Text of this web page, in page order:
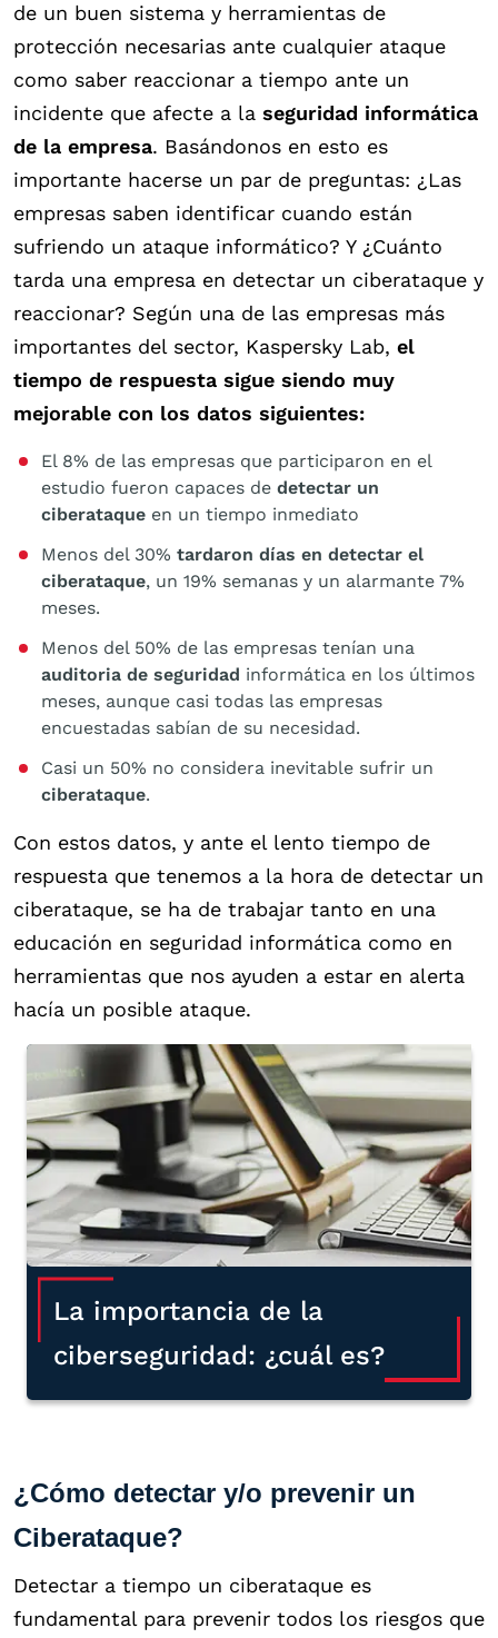
de un buen sistema y herramientas de
protección necesarias ante cualquier ataque
como saber reaccionar a tiempo ante un
incidente que afecte a la seguridad informática
de la empresa. Basándonos en esto es
importante hacerse un par de preguntas: ¿Las
empresas saben identificar cuando están
sufriendo un ataque informático? Y ¿Cuánto
tarda una empresa en detectar un ciberataque y
reaccionar? Según una de las empresas más
importantes del sector, Kaspersky Lab, el
tiempo de respuesta sigue siendo muy
mejorable con los datos siguientes:
El 8% de las empresas que participaron en el
estudio fueron capaces de detectar un
ciberataque en un tiempo inmediato
Menos del 30% tardaron días en detectar el
ciberataque, un 19% semanas y un alarmante 7%
meses.
Menos del 50% de las empresas tenían una
auditoria de seguridad informática en los últimos
meses, aunque casi todas las empresas
encuestadas sabían de su necesidad.
Casi un 50% no considera inevitable sufrir un
ciberataque.
Con estos datos, y ante el lento tiempo de
respuesta que tenemos a la hora de detectar un
ciberataque, se ha de trabajar tanto en una
educación en seguridad informática como en
herramientas que nos ayuden a estar en alerta
hacía un posible ataque.
La importancia de la
ciberseguridad: ¿cuál es?
¿Cómo detectar y/o prevenir un
Ciberataque?
Detectar a tiempo un ciberataque es
fundamental para prevenir todos los riesgos que